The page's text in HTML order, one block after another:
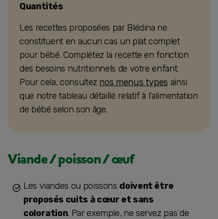
Quantités
Les recettes proposées par Blédina ne
constituent en aucun cas un plat complet
pour bébé. Complétez la recette en fonction
des besoins nutritionnels de votre enfant.
Pour cela, consultez nos menus types ainsi
que notre tableau détaillé relatif à l’alimentation
de bébé selon son âge.
Viande / poisson / œuf
Les viandes ou poissons doivent être
proposés cuits à cœur et sans
coloration. Par exemple, ne servez pas de